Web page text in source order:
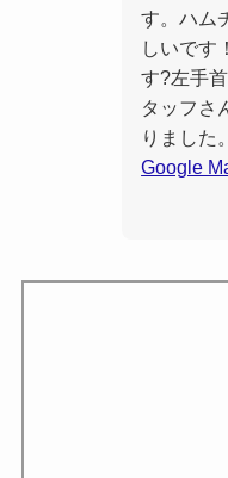
す。ハム
しいです
す?左手
タッフさ
りました。
Google